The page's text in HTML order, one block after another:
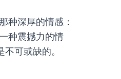
种深厚的情感：
种震撼力的情
可或缺的。